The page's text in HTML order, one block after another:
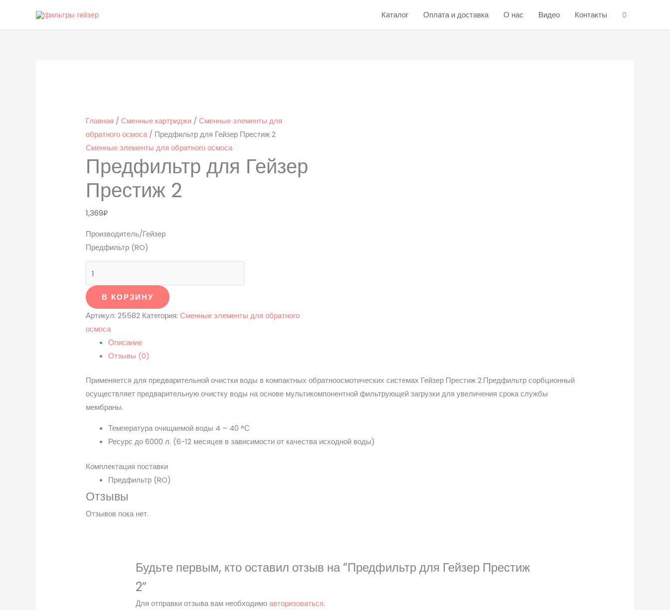
содержимому
Каталог Оплата и доставка О нас Видео Контакты 0
Главная /Сменные картриджи /Сменные элементы для
обратного осмоса/ Предфильтр для Гейзер Престиж 2
Сменные элементы для обратного осмоса
Предфильтр для Гейзер
Престиж 2
1,369₽
Производитель/Гейзер
Предфильтр (RO)
Гейзер
Престиж
2
В КОРЗИНУ
Артикул:25582 Категория:Сменные элементы для обратного
осмоса
Описание
Отзывы (0)
Применяется для предварительной очистки воды в компактных обратноосмотических системах Гейзер Престиж 2.Предфильтр сорбционный
осуществляет предварительную очистку воды на основе мультикомпонентной фильтрующей загрузки для увеличения срока службы
мембраны.
Температура очищаемой воды 4 – 40 °С
Ресурс до 6000 л. (6-12 месяцев в зависимости от качества исходной воды)
Комплектация поставки
Предфильтр (RO)
Отзывы
Отзывов пока нет.
Будьте первым, кто оставил отзыв на “Предфильтр для Гейзер Престиж
2”
Для отправки отзыва вам необходимоавторизоваться.